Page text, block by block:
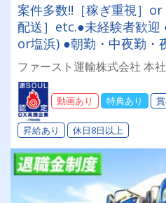
案件多数!!［稼ぎ重視］
配送］etc.●未経験者歓迎
or塩浜) ●朝勤・中夜勤・
●退職金あり ●免許取得支
金あり
ファースト運輸株式会社 本
動画あり 特典あり
昇給あり 休日8日以上